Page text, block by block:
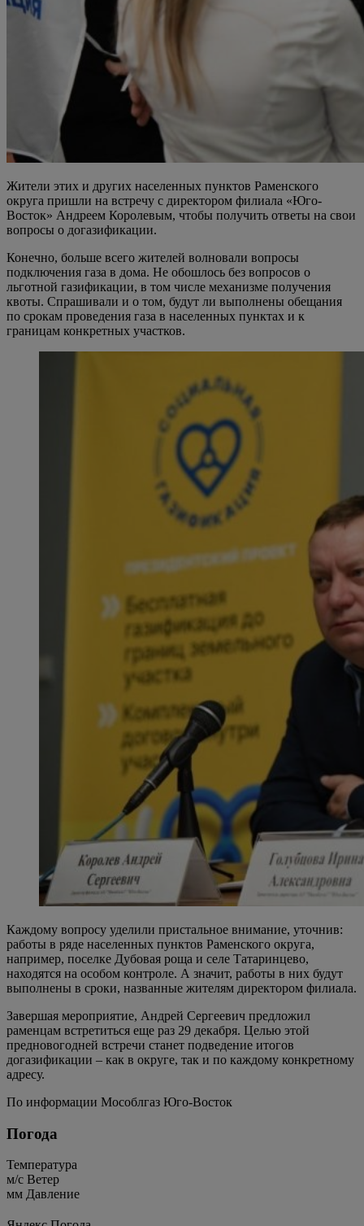
Жители этих и других населенных пунктов Раменского
округа пришли на встречу с директором филиала «Юго-
Восток» Андреем Королевым, чтобы получить ответы на свои
вопросы о догазификации.
Конечно, больше всего жителей волновали вопросы
подключения газа в дома. Не обошлось без вопросов о
льготной газификации, в том числе механизме получения
квоты. Спрашивали и о том, будут ли выполнены обещания
по срокам проведения газа в населенных пунктах и к
границам конкретных участков.
Каждому вопросу уделили пристальное внимание, уточнив:
работы в ряде населенных пунктов Раменского округа,
например, поселке Дубовая роща и селе Татаринцево,
находятся на особом контроле. А значит, работы в них будут
выполнены в сроки, названные жителям директором филиала.
Завершая мероприятие, Андрей Сергеевич предложил
раменцам встретиться еще раз 29 декабря. Целью этой
предновогодней встречи станет подведение итогов
догазификации – как в округе, так и по каждому конкретному
адресу.
По информации Мособлгаз Юго-Восток
Погода
Температура
м/c Ветер
мм Давление